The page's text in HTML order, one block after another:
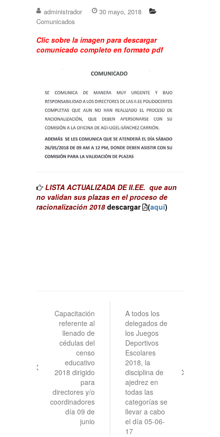
administrador
30 mayo, 2018
Comunicados
Clic sobre la imagen para descargar
comunicado completo en formato pdf
LISTA ACTUALIZADA DE II.EE. que aun
no validan sus plazas en el proceso de
racionalización 2018descargar (aquí)
entradas
Capacitación
referente al
llenado de
cédulas del
censo
educativo
2018 dirigido
para
directores y/o
coordinadores
día 09 de
junio
A todos los
delegados de
los Juegos
Deportivos
Escolares
2018, la
disciplina de
ajedrez en
todas las
categorías se
llevar a cabo
el día 05-06-
17